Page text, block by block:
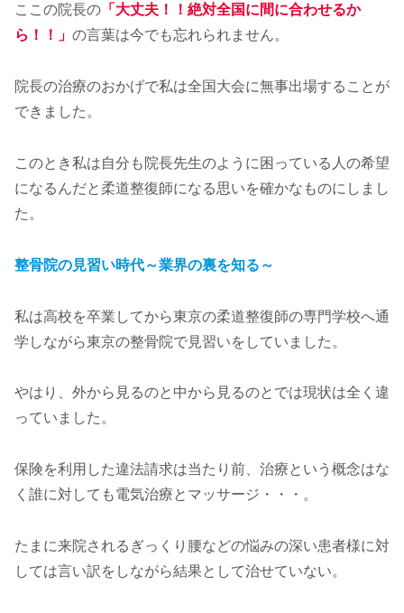
ここの院長の 「大丈夫！！絶対全国に間に合わせるか
ら！！」 の言葉は今でも忘れられません。
院長の治療のおかげで私は全国大会に無事出場することが
できました。
このとき私は自分も院長先生のように困っている人の希望
になるんだと柔道整復師になる思いを確かなものにしまし
た。
整骨院の見習い時代～業界の裏を知る～
私は高校を卒業してから東京の柔道整復師の専門学校へ通
学しながら東京の整骨院で見習いをしていました。
やはり、外から見るのと中から見るのとでは現状は全く違
っていました。
保険を利用した違法請求は当たり前、治療という概念はな
く誰に対しても電気治療とマッサージ・・・。
たまに来院されるぎっくり腰などの悩みの深い患者様に対
しては言い訳をしながら結果として治せていない。